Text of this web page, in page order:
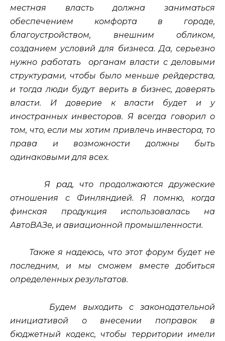
местная власть должна заниматься
обеспечением комфорта в городе,
благоустройством, внешним обликом,
созданием условий для бизнеса. Да, серьезно
нужно работать органам власти с деловыми
структурами, чтобы было меньше рейдерства,
и тогда люди будут верить в бизнес, доверять
власти. И доверие к власти будет и у
иностранных инвесторов. Я всегда говорил о
том, что, если мы хотим привлечь инвестора, то
права и возможности должны быть
одинаковыми для всех.
Я рад, что продолжаются дружеские
отношения с Финляндией. Я помню, когда
финская продукция использовалась на
АвтоВАЗе, и авиационной промышленности.
Также я надеюсь, что этот форум будет не
последним, и мы сможем вместе добиться
определенных результатов.
Будем выходить с законодательной
инициативой о внесении поправок в
бюджетный кодекс, чтобы территории имели